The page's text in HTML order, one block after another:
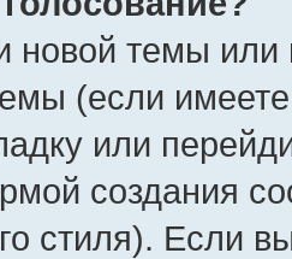
новой темы или
(если
или
создания
стиля). Если